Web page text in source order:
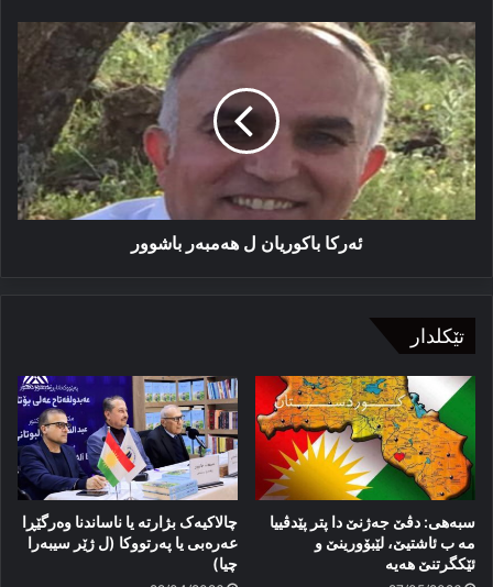
ئەركا
باكوریان
ل
ھەمبەر
باشوور
ئەركا باكوریان ل ھەمبەر باشوور
تێکلدار
سبەهی: دڤێ جەژنێ دا پتر پێدڤییا
مە ب ئاشتیێ، لێبۆورینێ و
ئێكگرتنێ هەیە
چالاکیەک بژارتە یا ناساندنا وەرگێڕا
عەرەبی یا پەرتووکا (ل ژێر سیبەرا
چیا)